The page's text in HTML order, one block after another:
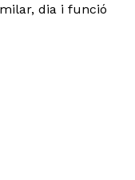
dia i funció